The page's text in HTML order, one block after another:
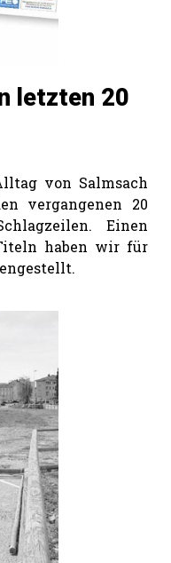
letzten 20
von Salmsach
vergangenen 20
Einen
haben wir für